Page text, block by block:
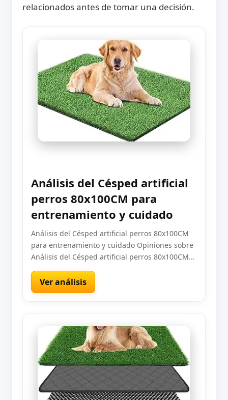
relacionados antes de tomar una decisión.
Análisis del Césped artificial
perros 80x100CM para
entrenamiento y cuidado
Análisis del Césped artificial perros 80x100CM
para entrenamiento y cuidado Opiniones sobre
Análisis del Césped artificial perros 80x100CM...
Ver análisis